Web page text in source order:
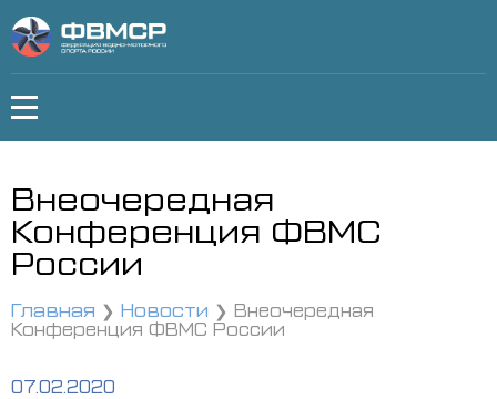
Внеочередная
Конференция ФВМС
России
Главная Новости
Внеочередная
Конференция ФВМС России
07.02.2020